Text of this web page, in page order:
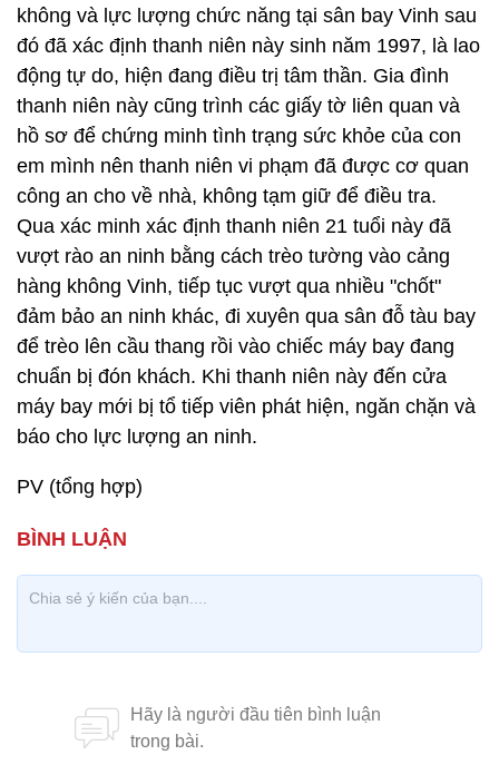
không và lực lượng chức năng tại sân bay Vinh sau
đó đã xác định thanh niên này sinh năm 1997, là lao
động tự do, hiện đang điều trị tâm thần. Gia đình
thanh niên này cũng trình các giấy tờ liên quan và
hồ sơ để chứng minh tình trạng sức khỏe của con
em mình nên thanh niên vi phạm đã được cơ quan
công an cho về nhà, không tạm giữ để điều tra.
Qua xác minh xác định thanh niên 21 tuổi này đã
vượt rào an ninh bằng cách trèo tường vào cảng
hàng không Vinh, tiếp tục vượt qua nhiều "chốt"
đảm bảo an ninh khác, đi xuyên qua sân đỗ tàu bay
để trèo lên cầu thang rồi vào chiếc máy bay đang
chuẩn bị đón khách. Khi thanh niên này đến cửa
máy bay mới bị tổ tiếp viên phát hiện, ngăn chặn và
báo cho lực lượng an ninh.
PV (tổng hợp)